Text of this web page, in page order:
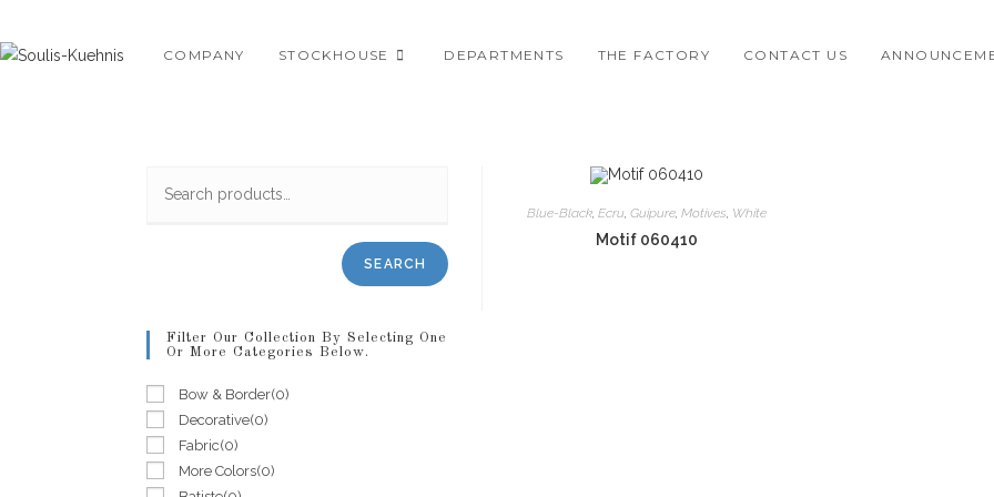
to
COMPANY STOCKHOUSE DEPARTMENTS THE FACTORY CONTACT US
Blue-Black,Ecru,Guipure,Motives, White
Motif 060410
SEARCH
Filter Our Collection By Selecting One
Or More Categories Below.
Bow & Border(0)
Decorative(0)
Fabric(0)
More Colors(0)